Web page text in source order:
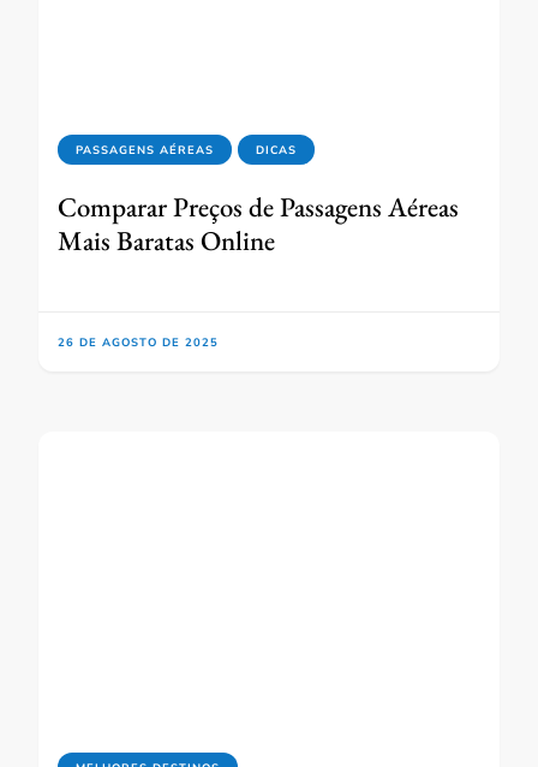
PASSAGENS AÉREAS DICAS
Comparar Preços de Passagens Aéreas
Mais Baratas Online
26 DE AGOSTO DE 2025